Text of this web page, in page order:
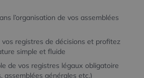
l’organisation de vos assemblées
registres de décisions et profitez
simple et fluide
de vos registres légaux obligatoire
assemblées générales etc.)